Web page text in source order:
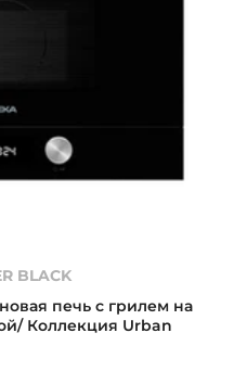
BLACK
печь с грилем на
Коллекция Urban